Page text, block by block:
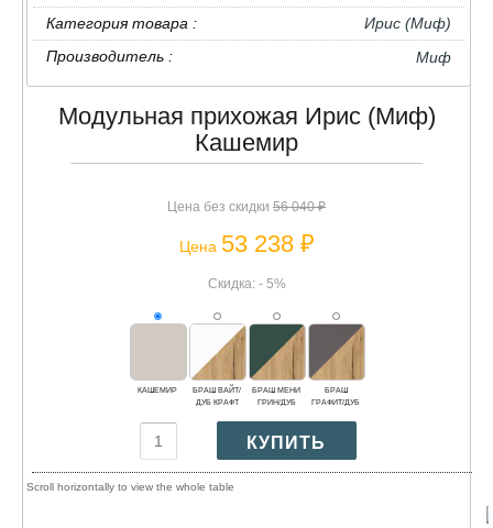
Категория товара :
Ирис (Миф)
Производитель :
Миф
Модульная прихожая Ирис (Миф)
Кашемир
Цена без скидки 56 040 ₽
Цена 53 238 ₽
Скидка: - 5%
КАШЕМИР
БРАШ ВАЙТ/
ДУБ КРАФТ
БРАШ МЕНИ
ГРИН/ДУБ
БРАШ
ГРАФИТ/ДУБ